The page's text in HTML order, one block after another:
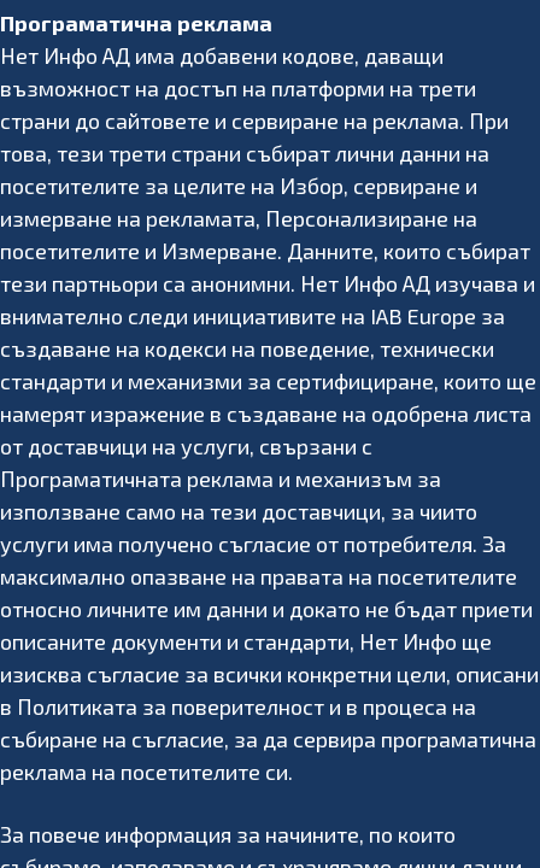
Програматична реклама
Нет Инфо АД има добавени кодове, даващи
възможност на достъп на платформи на трети
страни до сайтовете и сервиране на реклама. При
това, тези трети страни събират лични данни на
посетителите за целите на Избор, сервиране и
измерване на рекламата, Персонализиране на
посетителите и Измерване. Данните, които събират
тези партньори са анонимни. Нет Инфо АД изучава и
внимателно следи инициативите на IAB Europe за
създаване на кодекси на поведение, технически
стандарти и механизми за сертифициране, които ще
намерят изражение в създаване на одобрена листа
от доставчици на услуги, свързани с
Програматичната реклама и механизъм за
използване само на тези доставчици, за чиито
услуги има получено съгласие от потребителя. За
максимално опазване на правата на посетителите
относно личните им данни и докато не бъдат приети
описаните документи и стандарти, Нет Инфо ще
изисква съгласие за всички конкретни цели, описани
в Политиката за поверителност и в процеса на
събиране на съгласие, за да сервира програматична
реклама на посетителите си.
За повече информация за начините, по които